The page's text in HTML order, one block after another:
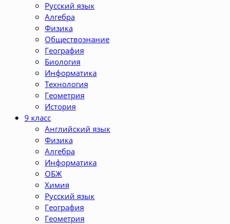
Русский язык
Алгебра
Физика
Обществознание
География
Биология
Информатика
Технология
Геометрия
История
9 класс
Английский язык
Физика
Алгебра
Информатика
ОБЖ
Химия
Русский язык
География
Геометрия